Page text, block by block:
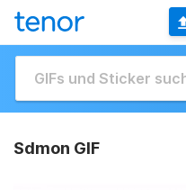
Sdmon GIF